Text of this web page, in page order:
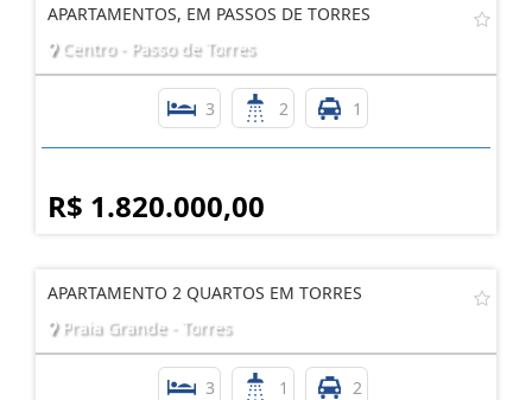
APARTAMENTOS, EM PASSOS DE TORRES
Centro - Passo de Torres
3 2 1
R$ 1.820.000,00
APARTAMENTO 2 QUARTOS EM TORRES
Praia Grande - Torres
3 1 2